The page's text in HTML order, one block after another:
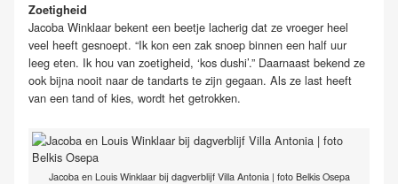
Zoetigheid
Jacoba Winklaar bekent een beetje lacherig dat ze vroeger heel
veel heeft gesnoept. “Ik kon een zak snoep binnen een half uur
leeg eten. Ik hou van zoetigheid, ‘kos dushi’.” Daarnaast bekend ze
ook bijna nooit naar de tandarts te zijn gegaan. Als ze last heeft
van een tand of kies, wordt het getrokken.
Jacoba en Louis Winklaar bij dagverblijf Villa Antonia | foto Belkis Osepa